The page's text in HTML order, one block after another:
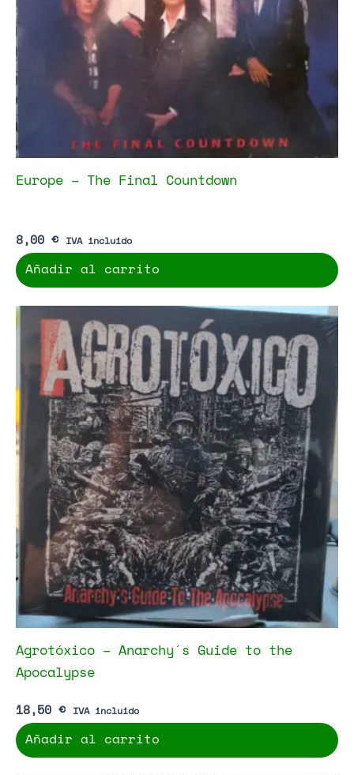
Europe – The Final Countdown
8,00 € IVA incluido
Añadir al carrito
Agrotóxico – Anarchy´s Guide to the
Apocalypse
18,50 € IVA incluido
Añadir al carrito